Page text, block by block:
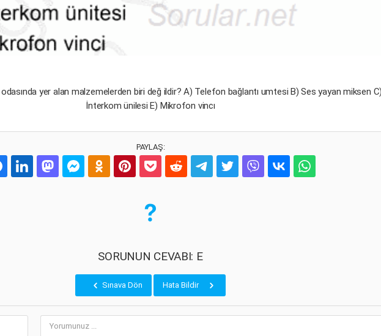
yer alan malzemelerden biri değ ildir? A) Telefon bağlantı umtesi B) Ses yayan miksen
İnterkom ünilesi E) Mikrofon vincı
PAYLAŞ:
SORUNUN CEVABI: E
Sınava Dön Hata Bildir